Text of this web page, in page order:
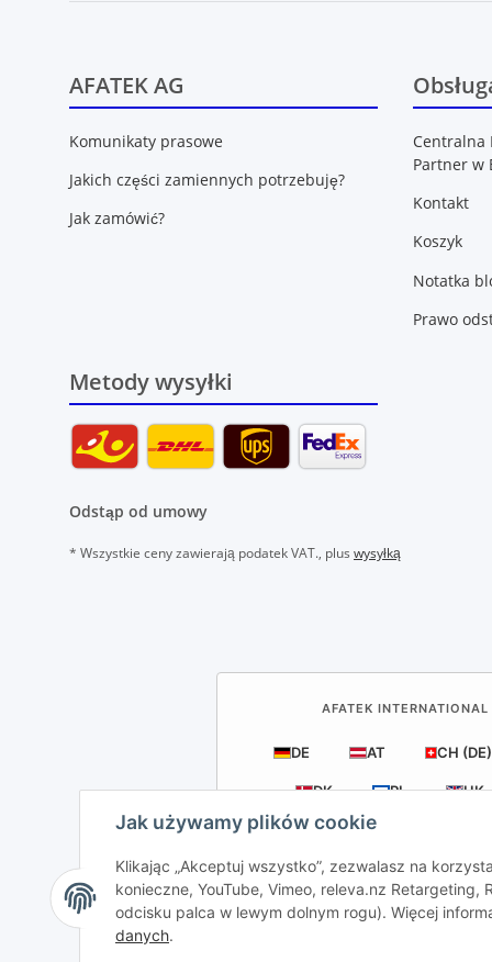
Jak używamy plików cookie
Klikając „Akceptuj wszystko”, zezwalasz na
konieczne, YouTube, Vimeo, releva.nz
odcisku palca w lewym dolnym rogu). Więcej
danych.
AFATEK AG
Komunikaty prasowe
Jakich części zamiennych potrzebuję?
Jak zamówić?
Centralna
Partner w
Kontakt
Koszyk
Notatka
Prawo
Metody wysyłki
Odstąp od umowy
* Wszystkie ceny zawierają podatek VAT., plus wysyłką
AFATEK
DE AT CH (DE)
DK PL UK
AFATEK